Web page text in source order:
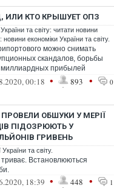
ИЛИ КТО КРЫШУЕТ ОПЗ
та світу: читати новини
новини економіки України та світу.
можно снимать
скандалов, борьбы
миллиардных прибылей
00:18 • 893 • 0
ОБШУКИ У МЕРІЇ
ПІДОЗРЮЮТЬ У
ГРИВЕНЬ
та світу.
Встановлюються
18:39 • 448 • 1